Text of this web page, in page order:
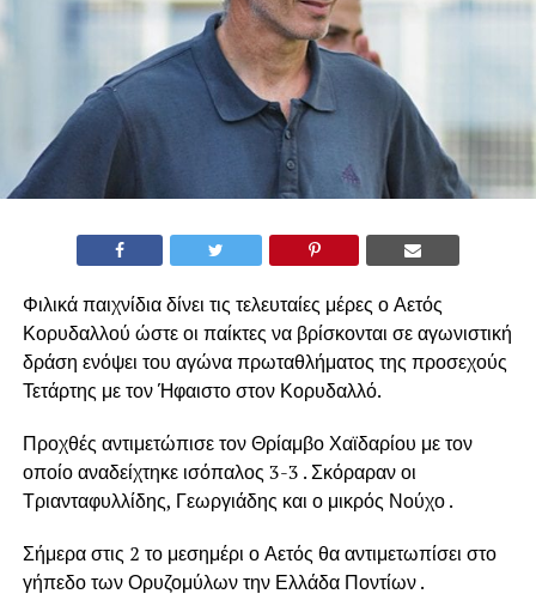
Φιλικά παιχνίδια δίνει τις τελευταίες μέρες ο Αετός
Κορυδαλλού ώστε οι παίκτες να βρίσκονται σε αγωνιστική
δράση ενόψει του αγώνα πρωταθλήματος της προσεχούς
Τετάρτης με τον Ήφαιστο στον Κορυδαλλό.
Προχθές αντιμετώπισε τον Θρίαμβο Χαϊδαρίου με τον
οποίο αναδείχτηκε ισόπαλος 3-3 . Σκόραραν οι
Τριανταφυλλίδης, Γεωργιάδης και ο μικρός Νούχο .
Σήμερα στις 2 το μεσημέρι ο Αετός θα αντιμετωπίσει στο
γήπεδο των Ορυζομύλων την Ελλάδα Ποντίων .